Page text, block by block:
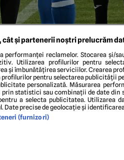
alaturi de capitanii
pentru Superliga Superbet,
© FOTO:Razvan Pasarica/
cât și partenerii noștri prelucrăm
performanței reclamelor. Stocarea și/
Utilizarea profilurilor pentru
și îmbunătățirea serviciilor. Crearea
profilurilor pentru selectarea publicității
personalizată. Măsurarea
prin statistici sau combinații de date din
a selecta publicitatea. Utilizarea
Date precise de geolocație și
(furnizori)